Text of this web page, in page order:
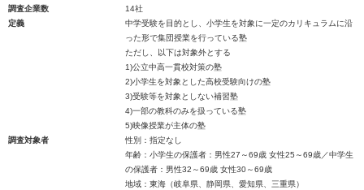
調査企業数
14社
定義
中学受験を目的とし、小学生を対象に一定のカリキュラムに沿
った形で集団授業を行っている塾
ただし、以下は対象外とする
1)公立中高一貫校対策の塾
2)小学生を対象とした高校受験向けの塾
3)受験等を対象としない補習塾
4)一部の教科のみを扱っている塾
5)映像授業が主体の塾
調査対象者
性別：指定なし
年齢：小学生の保護者：男性27～69歳 女性25～69歳／中学生
の保護者：男性32～69歳 女性30～69歳
地域：東海（岐阜県、静岡県、愛知県、三重県）